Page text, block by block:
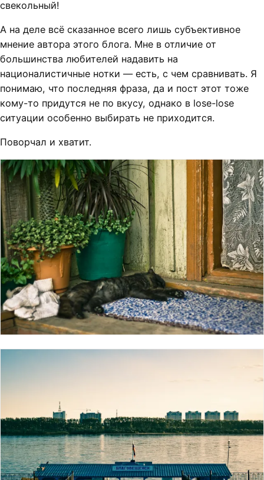
свекольный!
А на деле всё сказанное всего лишь субъективное
мнение автора этого блога. Мне в отличие от
большинства любителей надавить на
националистичные нотки — есть, с чем сравнивать. Я
понимаю, что последняя фраза, да и пост этот тоже
кому-то придутся не по вкусу, однако в lose-lose
ситуации особенно выбирать не приходится.
Поворчал и хватит.